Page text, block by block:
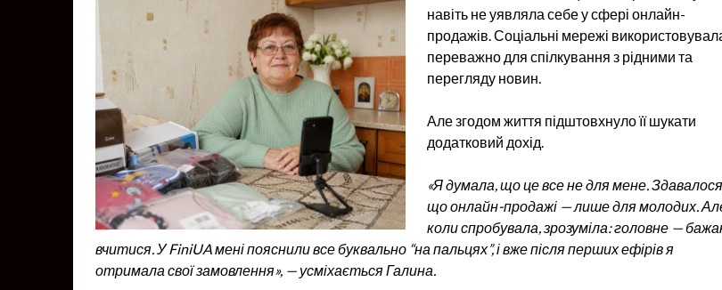
навіть не уявляла себе у сфері онлайн-
продажів. Соціальні мережі
переважно для спілкування з рідними та
перегляду новин.
Але згодом життя підштовхнуло її шукати
додатковий дохід.
«Я думала, що це все не для мене.
що онлайн-продажі — лише для молодих.
коли спробувала, зрозуміла: головне —
вчитися. У FiniUA мені пояснили все буквально “на пальцях”, і вже після перших ефірів я
отримала свої замовлення», — усміхається Галина.